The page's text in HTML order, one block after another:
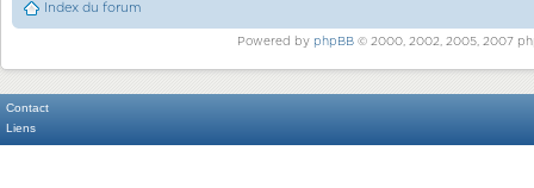
Index du forum
Powered by phpBB© 2000, 2002, 2005, 2007
Contact
Liens